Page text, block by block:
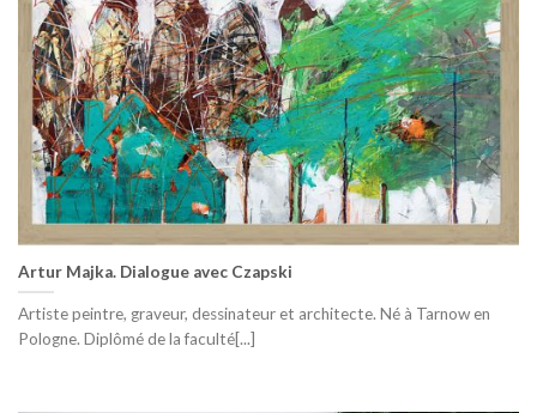
Artur Majka. Dialogue avec Czapski
Artiste peintre, graveur, dessinateur et architecte. Né à Tarnow en
Pologne. Diplômé de la faculté[...]